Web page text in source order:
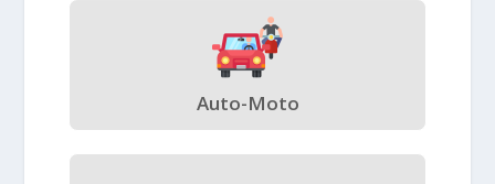
Auto-Moto